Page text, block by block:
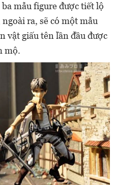
mẫu figure được tiết lộ
ra, sẽ có một mẫu
vật giấu tên lần đầu được
mộ.